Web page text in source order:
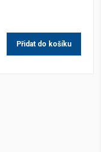
Přidat do košíku